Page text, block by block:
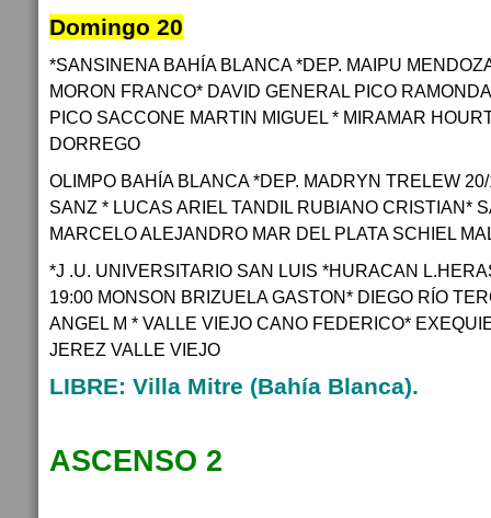
Domingo 20
*SANSINENA BAHÍA BLANCA *DEP. MAIPU
MORON FRANCO* DAVID GENERAL PICO
PICO SACCONE MARTIN MIGUEL * MIRAMAR
DORREGO
OLIMPO BAHÍA BLANCA *DEP. MADRYN TRELEW
SANZ * LUCAS ARIEL TANDIL RUBIANO CRISTIAN*
MARCELO ALEJANDRO MAR DEL PLATA SCHIEL
*J .U. UNIVERSITARIO SAN LUIS *HURACAN
19:00 MONSON BRIZUELA GASTON* DIEGO RÍO
ANGEL M * VALLE VIEJO CANO FEDERICO*
JEREZ VALLE VIEJO
LIBRE: Villa Mitre (Bahía Blanca).
ASCENSO 2